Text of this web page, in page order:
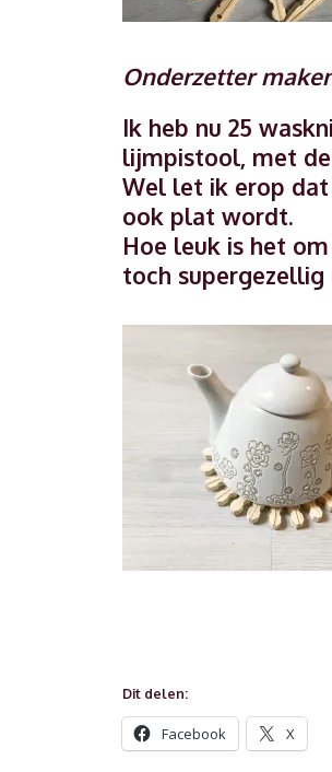
Onderzetter
Ik heb nu 25
lijmpistool, met de
Wel let ik erop
ook plat wordt.
Hoe leuk is het
toch
Dit delen:
Facebook X